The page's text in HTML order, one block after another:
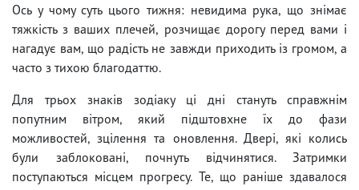
Ось у чому суть цього тижня: невидима рука, що знімає
тяжкість з ваших плечей, розчищає дорогу перед вами і
нагадує вам, що радість не завжди приходить із громом, а
часто з тихою благодаттю.
Для трьох знаків зодіаку ці дні стануть справжнім
попутним вітром, який підштовхне їх до фази
можливостей, зцілення та оновлення. Двері, які колись
були заблоковані, почнуть відчинятися. Затримки
поступаються місцем прогресу. Те, що раніше здавалося